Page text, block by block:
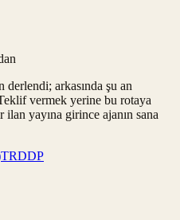
arkasında şu an
vermek yerine bu rotaya
yayına girince ajanın sana
TRDDP